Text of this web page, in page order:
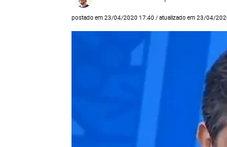
postado em 23/04/2020 17:40 / atualizado em 23/04/